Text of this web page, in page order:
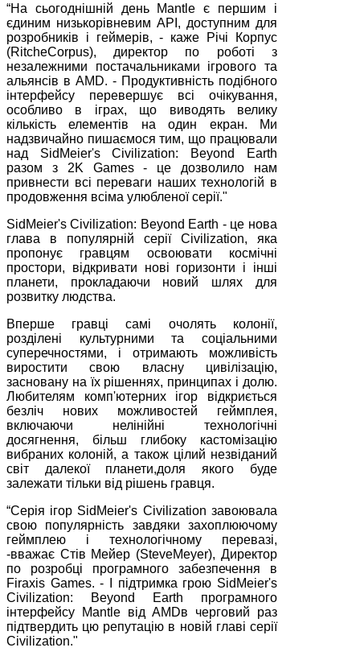
“На сьогоднішній день Mantle є першим і
єдиним низькорівневим API, доступним для
розробників і геймерів, - каже Річі Корпус
(RitcheCorpus), директор по роботі з
незалежними постачальниками ігрового та
альянсів в AMD. - Продуктивність подібного
інтерфейсу перевершує всі очікування,
особливо в іграх, що виводять велику
кількість елементів на один екран. Ми
надзвичайно пишаємося тим, що працювали
над SidMeier's Civilization: Beyond Earth
разом з 2K Games - це дозволило нам
привнести всі переваги наших технологій в
продовження всіма улюбленої серії."
SidMeier's Civilization: Beyond Earth - це нова
глава в популярній серії Civilization, яка
пропонує гравцям освоювати космічні
простори, відкривати нові горизонти і інші
планети, прокладаючи новий шлях для
розвитку людства.
Вперше гравці самі очолять колонії,
розділені культурними та соціальними
суперечностями, і отримають можливість
виростити свою власну цивілізацію,
засновану на їх рішеннях, принципах і долю.
Любителям комп'ютерних ігор відкриється
безліч нових можливостей геймплея,
включаючи нелінійні технологічні
досягнення, більш глибоку кастомізацію
вибраних колоній, а також цілий незвіданий
світ далекої планети,доля якого буде
залежати тільки від рішень гравця.
“Серія ігор SidMeier's Civilization завоювала
свою популярність завдяки захоплюючому
геймплею і технологічному перевазі,
-вважає Стів Мейер (SteveMeyer), Директор
по розробці програмного забезпечення в
Firaxis Games. - І підтримка грою SidMeier's
Civilization: Beyond Earth програмного
інтерфейсу Mantle від AMDв черговий раз
підтвердить цю репутацію в новій главі серії
Civilization."